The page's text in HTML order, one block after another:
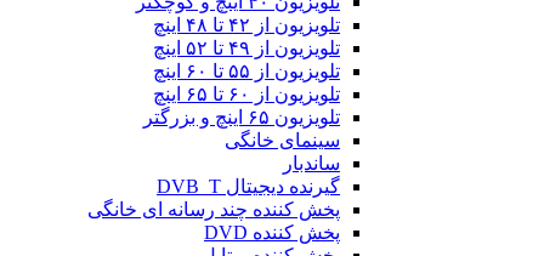
تلویزیون از ۴۲ تا ۴۸ اینچ
تلویزیون از ۴۹ تا ۵۲ اینچ
تلویزیون از ۵۵ تا ۶۰ اینچ
تلویزیون از ۶۰ تا ۶۵ اینچ
تلویزیون ۶۵ اینچ و بزرگتر
سینمای خانگی
ساندبار
گیرنده دیجیتال DVB_T
پخش کننده چند رسانه ای خانگی
پخش کننده DVD